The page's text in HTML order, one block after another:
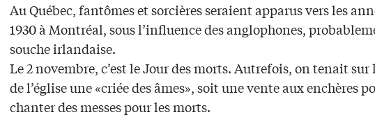
Au Québec, fantômes et sorcières seraient apparus vers les
1930 à Montréal, sous l’influence des anglophones,
souche irlandaise.
Le 2 novembre, c’est le Jour des morts. Autrefois, on tenait sur
de l’église une «criée des âmes», soit une vente aux enchères
chanter des messes pour les morts.